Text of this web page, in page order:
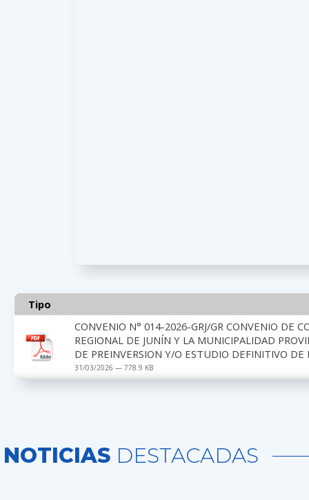
Tipo
CONVENIO N° 014-2026-GRJ/GR CONVENIO DE
REGIONAL DE JUNÍN Y LA MUNICIPALIDAD
DE PREINVERSION Y/O ESTUDIO DEFINITIVO DE
31/03/2026 — 778.9 KB
NOTICIAS DESTACADAS